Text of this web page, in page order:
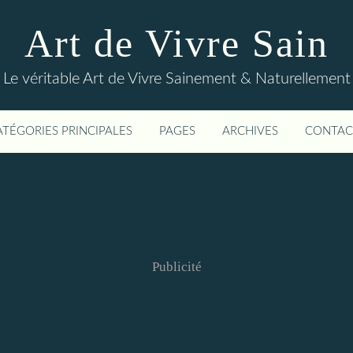
Art de Vivre Sain
Le véritable Art de Vivre Sainement & Naturellement
PRINCIPALES PAGES ARCHIVES
Publicité